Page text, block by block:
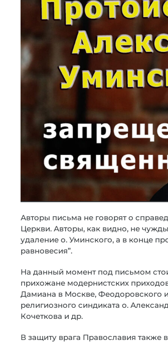
Авторы письма не говорят о
Церкви. Авторы, как видно, не
удаление о. Уминского, а в конце
равновесия”.
На данный момент под письмом
прихожане модернистских
Дамиана в Москве, Феодоровского
религиозного синдиката о.
Кочеткова и др.
В защиту врага Православия также